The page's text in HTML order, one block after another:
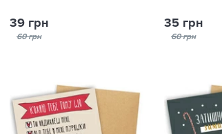
39 грн
60 грн
35 грн
60 грн